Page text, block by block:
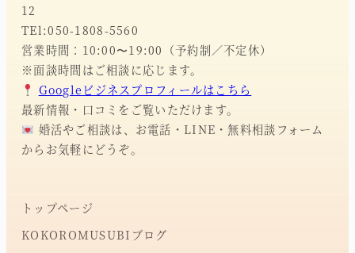
12
TEl:050-1808-5560
営業時間：10:00〜19:00（予約制／不定休）
※面談時間はご相談に応じます。
Googleビジネスプロフィールはこちら
最新情報・口コミをご覧いただけます。
婚活やご相談は、お電話・LINE・無料相談フォーム
からお気軽にどうぞ。
トップページ
KOKOROMUSUBIブログ